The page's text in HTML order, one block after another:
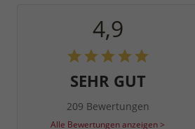
4,9
SEHR GUT
209 Bewertungen
Alle Bewertungen anzeigen >